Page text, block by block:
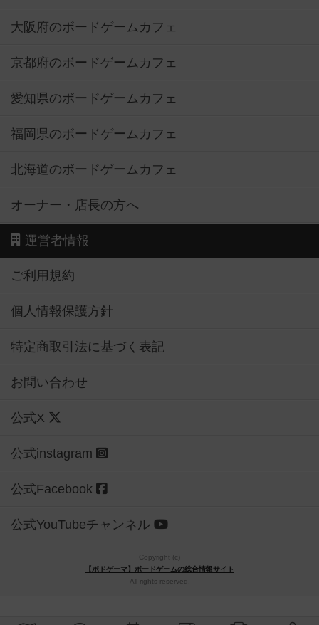
大阪府のボードゲームカフェ
京都府のボードゲームカフェ
愛知県のボードゲームカフェ
福岡県のボードゲームカフェ
北海道のボードゲームカフェ
オーナー・店長の方へ
運営者情報
ご利用規約
個人情報保護方針
特定商取引法に基づく表記
お問い合わせ
公式X
公式instagram
公式Facebook
公式YouTubeチャンネル
Copyright (c)
【ボドゲーマ】ボードゲームの総合情報サイト
All rights reserved.